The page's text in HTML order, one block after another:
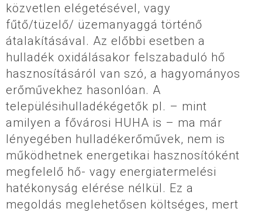
közvetlen elégetésével, vagy
fűtő/tüzelő/ üzemanyaggá történő
átalakításával. Az előbbi esetben a
hulladék oxidálásakor felszabaduló hő
hasznosításáról van szó, a hagyományos
erőművekhez hasonlóan. A
településihulladékégetők pl. – mint
amilyen a fővárosi HUHA is – ma már
lényegében hulladékerőművek, nem is
működhetnek energetikai hasznosítóként
megfelelő hő- vagy energiatermelési
hatékonyság elérése nélkül. Ez a
megoldás meglehetősen költséges, mert